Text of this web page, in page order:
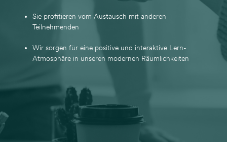
Sie profitieren vom Austausch mit anderen
Teilnehmenden
Wir sorgen für eine positive und interaktive Lern-
Atmosphäre in unseren modernen Räumlichkeiten